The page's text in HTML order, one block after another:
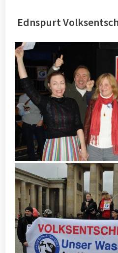
Ednspurt